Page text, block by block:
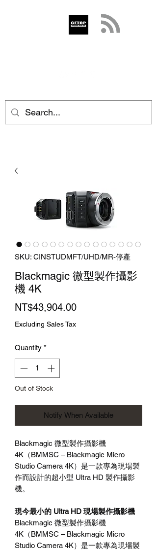
SKU: CINSTUDMFT/UHD/MR-停產
Blackmagic 微型製作攝影
機 4K
NT$43,904.00Price
Excluding Sales Tax
Quantity *
Out of Stock
Notify When Available
Blackmagic 微型製作攝影機
4K（BMMSC – Blackmagic Micro
Studio Camera 4K）是一款專為現場製
作而設計的超小型 Ultra HD 製作攝影
機。
現今最小的 Ultra HD 現場製作攝影機
Blackmagic 微型製作攝影機
4K（BMMSC – Blackmagic Micro
Studio Camera 4K）是一款專為現場製